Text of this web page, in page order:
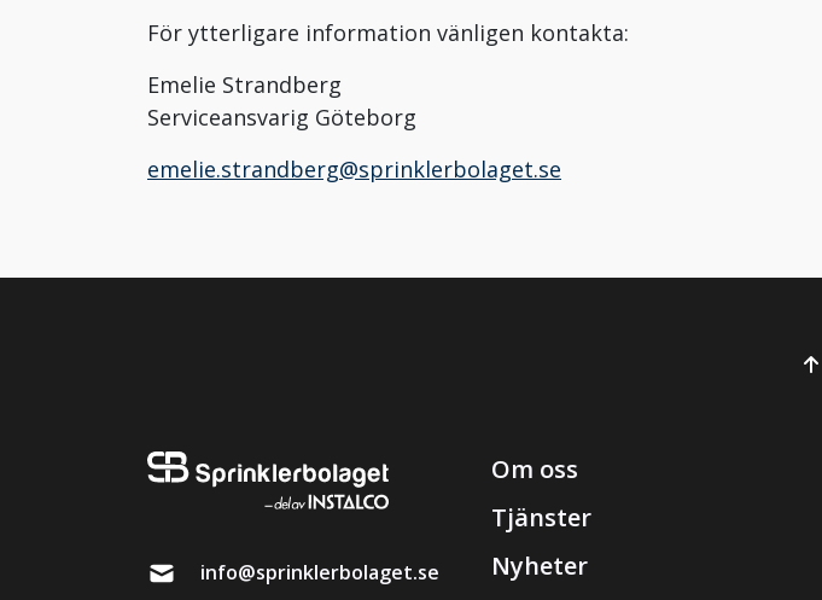
För ytterligare information vänligen kontakta:
Emelie Strandberg
Serviceansvarig Göteborg
emelie.strandberg@sprinklerbolaget.se
info@sprinklerbolaget.se
Om oss
Tjänster
Nyheter